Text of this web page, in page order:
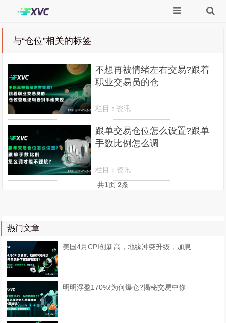
与“仓位”相关的标签
不想再被情绪左右交易?跟着
职业交易员的仓
栏目： 资讯
跟单交易仓位怎么设置?跟单
手数比例怎么调
栏目： 资讯
共1页 2条
热门文章
美国4月CPI创新高，地缘冲突升级，加息
明明浮盈170%!为何爆仓?揭秘交易中你